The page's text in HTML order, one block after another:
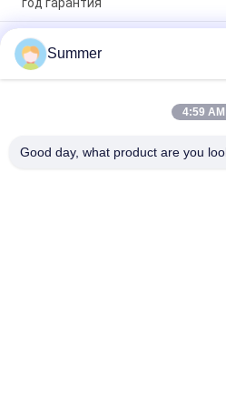
3200мм Большой принтер тканей
хлопковых и полиэфирных
печатная машина для
чернила текстильная принтер
Summer
4:59 AM
Good day, what product are you